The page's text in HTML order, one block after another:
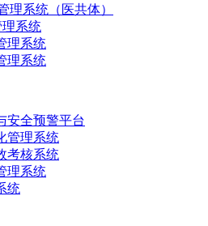
理系统（医共体）
系统
理系统
理系统
安全预警平台
管理系统
考核系统
理系统
统